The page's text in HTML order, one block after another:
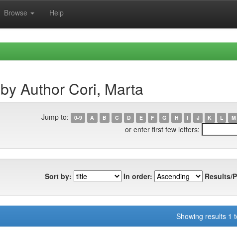
Browse Help
Author Cori, Marta
Jump to: 0-9 A B C D E F G H I J K L M
or enter first few letters:
Sort by: In order: Results/
Showing results 1